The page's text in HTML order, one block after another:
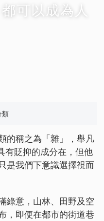
可以成為人
類
的稱之為「雜」，舉凡
有貶抑的成分在，但他
是我們下意識選擇視而
綠意，山林、田野及空
，即便在都市的街道巷